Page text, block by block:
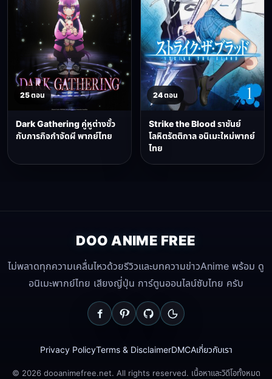
25 ตอน
Dark Gathering คู่หูต่างขั้ว
กับภารกิจกำจัดผี พากย์ไทย
24 ตอน
Strike the Blood ราชันย์
โลหิตรัตติกาล อนิเมะใหม่พากย์
ไทย
DOO ANIME FREE
ไม่พลาดทุกความเคลื่นไหวด้วยรีวิวและบทความข่าวAnime พร้อม ดู
อนิเมะพากย์ไทย เสียงญี่ปุ่น การ์ตูนออนไลน์ซับไทย ครับ
Privacy PolicyTerms & DisclaimerDMCAเกี่ยวกับเรา
© 2026 dooanimefree.net. All rights reserved. เนื้อหาและวิดีโอทั้งหมด